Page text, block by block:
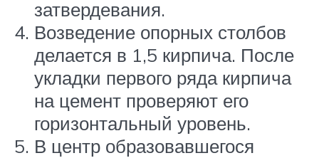
затвердевания.
Возведение опорных столбов
делается в 1,5 кирпича. После
укладки первого ряда кирпича
на цемент проверяют его
горизонтальный уровень.
В центр образовавшегося